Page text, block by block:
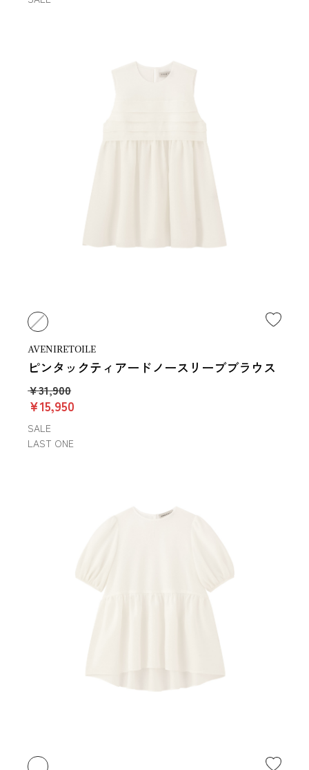
AVENIRETOILE
ピンタックティアードノースリーブブラウス
￥31,900
￥15,950
SALE
LAST ONE